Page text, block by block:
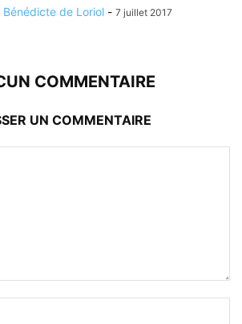
Bénédicte de Loriol - 7 juillet 2017
COMMENTAIRE
UN COMMENTAIRE